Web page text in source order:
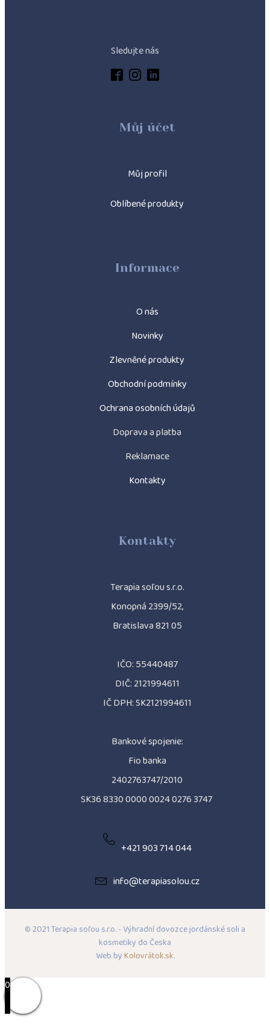
Sledujte nás
Můj účet
Můj profil
Oblíbené produkty
Informace
O nás
Novinky
Zlevněné produkty
Obchodní podmínky
Ochrana osobních údajů
Doprava a platba
Reklamace
Kontakty
Kontakty
Terapia soľou s.r.o.
Konopná 2399/52,
Bratislava 821 05
IČO: 55440487
DIČ: 2121994611
IČ DPH: SK2121994611
Bankové spojenie:
Fio banka
2402763747/2010
SK36 8330 0000 0024 0276 3747
+421 903 714 044
info@terapiasolou.cz
© 2021 Terapia soľou s.r.o. - Výhradní dovozce jordánské soli a
kosmetiky do Česka
Web byKolovrátok.sk.
0